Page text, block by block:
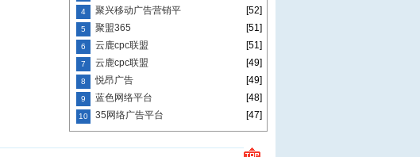
[52]
4
聚兴移动广告营销平
[51]
5
聚盟365
[51]
6
云鹿cpc联盟
[49]
7
云鹿cpc联盟
[49]
8
悦昂广告
[48]
9
蓝色网络平台
[47]
10 35网络广告平台